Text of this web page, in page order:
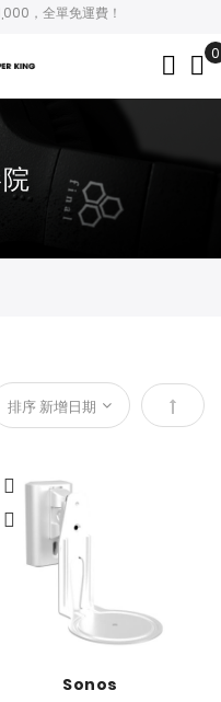
，全單免運費！
0
設
Sonos